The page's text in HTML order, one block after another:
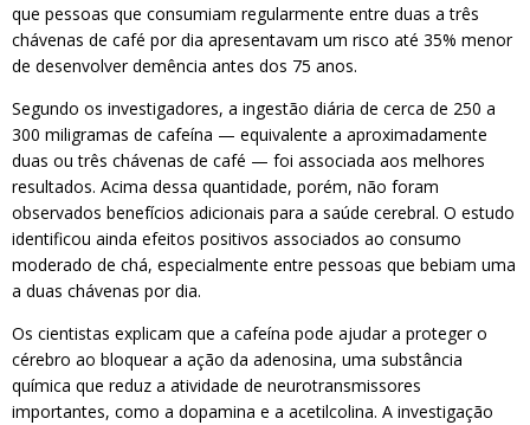
que pessoas que consumiam regularmente entre duas a três
chávenas de café por dia apresentavam um risco até 35% menor
de desenvolver demência antes dos 75 anos.
Segundo os investigadores, a ingestão diária de cerca de 250 a
300 miligramas de cafeína — equivalente a aproximadamente
duas ou três chávenas de café — foi associada aos melhores
resultados. Acima dessa quantidade, porém, não foram
observados benefícios adicionais para a saúde cerebral. O estudo
identificou ainda efeitos positivos associados ao consumo
moderado de chá, especialmente entre pessoas que bebiam uma
a duas chávenas por dia.
Os cientistas explicam que a cafeína pode ajudar a proteger o
cérebro ao bloquear a ação da adenosina, uma substância
química que reduz a atividade de neurotransmissores
importantes, como a dopamina e a acetilcolina. A investigação